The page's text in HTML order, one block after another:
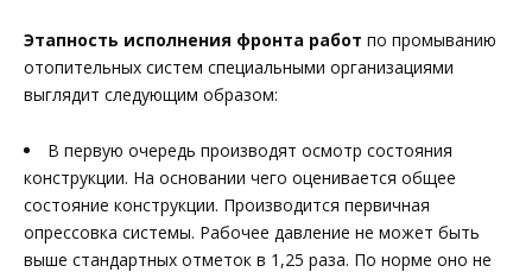
Этапность исполнения фронта работ по промыванию
отопительных систем специальными организациями
выглядит следующим образом:
В первую очередь производят осмотр состояния
конструкции. На основании чего оценивается общее
состояние конструкции. Производится первичная
опрессовка системы. Рабочее давление не может быть
выше стандартных отметок в 1,25 раза. По норме оно не